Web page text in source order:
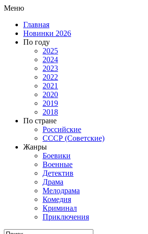
Меню
Главная
Новинки 2026
По году
2025
2024
2023
2022
2021
2020
2019
2018
По стране
Российские
СССР (Советские)
Жанры
Боевики
Военные
Детектив
Драма
Мелодрама
Комедия
Криминал
Приключения